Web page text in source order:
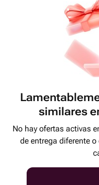
similares
No hay ofertas activas
de entrega diferente